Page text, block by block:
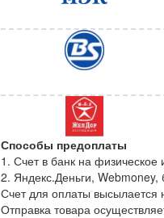
Способы предоплаты
1. Счет в банк на
2. Яндекс.Деньги,
Счет для оплаты высылается
Отправка товара